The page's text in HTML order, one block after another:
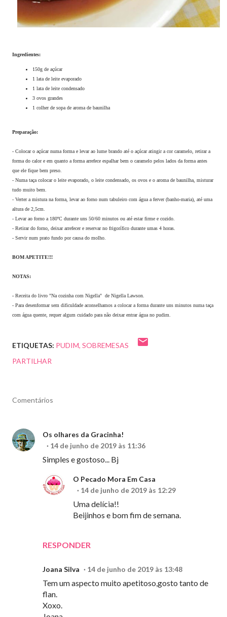
Ingredientes:
150g de açúcar
1 lata de leite evaporado
1 lata de leite condensado
3 ovos grandes
1 colher de sopa de aroma de baunilha
Preparação:
- Colocar o açúcar numa forma e levar ao lume brando até o açúcar atingir a cor caramelo, retirar a
forma do calor e em quanto a forma arrefece espalhar bem o caramelo pelos lados da forma antes
que ele fique bem preso.
- Numa taça colocar o leite evaporado, o leite condensado, os ovos e o aroma de baunilha, misturar
tudo muito bem.
- Verter a mistura na forma, levar ao forno num tabuleiro com água a ferver (banho-maria), até uma
altura de 2,5cm.
- Levar ao forno a 180ºC durante uns 50/60 minutos ou até estar firme e cozido.
- Retirar do forno, deixar arrefecer e reservar no frigorífico durante umas 4 horas.
- Servir num prato fundo por causa do molho.
BOM APETITE!!!
NOTAS:
- Receita do livro "Na cozinha com Nigella" de Nigella Lawson.
- Para desenformar sem dificuldade aconselhamos a colocar a forma durante uns minutos numa taça
com água quente, requer algum cuidado para não deixar entrar água no pudim.
ETIQUETAS: PUDIM SOBREMESAS
PARTILHAR
Comentários
Os olhares da Gracinha!
14 de junho de 2019 às 11:36
Simples e gostoso... Bj
RESPONDER
O Pecado Mora Em Casa
14 de junho de 2019 às 12:29
Uma delícia!!
Beijinhos e bom fim de semana.
Joana Silva 14 de junho de 2019 às 13:48
Tem um aspecto muito apetitoso,gosto tanto de
flan.
Xoxo.